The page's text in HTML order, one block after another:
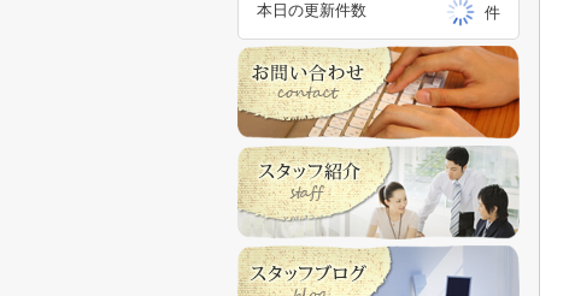
本日の更新件数
件